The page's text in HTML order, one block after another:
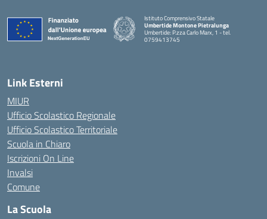
Istituto Comprensivo Statale
Umbertide Montone Pietralunga
Umbertide: P.zza Carlo Marx, 1 - tel.
0759413745
Link Esterni
MIUR
Ufficio Scolastico Regionale
Ufficio Scolastico Territoriale
Scuola in Chiaro
Iscrizioni On Line
Invalsi
Comune
La Scuola